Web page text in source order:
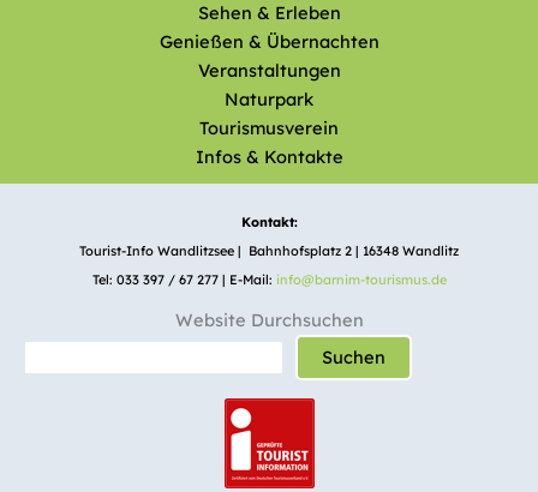
Sehen & Erleben
Genießen & Übernachten
Veranstaltungen
Naturpark
Tourismusverein
Infos & Kontakte
Kontakt:
Tourist-Info Wandlitzsee | Bahnhofsplatz 2 | 16348 Wandlitz
Tel: 033 397 / 67 277 | E-Mail: info@barnim-tourismus.de
Website Durchsuchen
Suchen